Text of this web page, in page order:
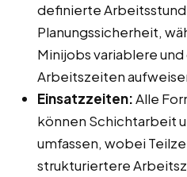
definierte
Planungssicherheit,
Minijobs variablere
Arbeitszeiten
Einsatzzeiten:Alle
können Schichtarbeit
umfassen, wobei
strukturiertere